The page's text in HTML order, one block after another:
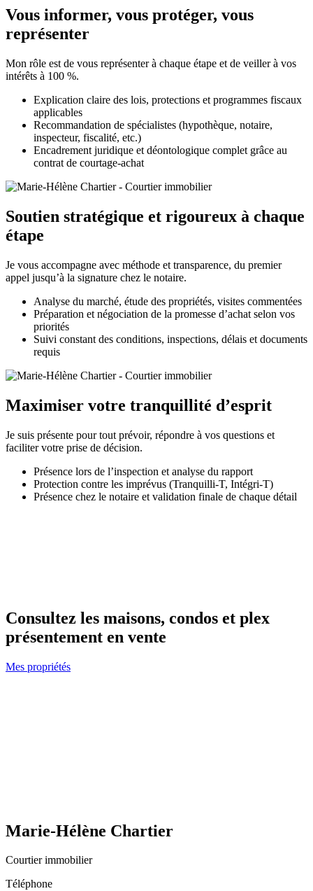
Vous informer, vous protéger, vous
représenter
Mon rôle est de vous représenter à chaque étape et de veiller à vos
intérêts à 100 %.
Explication claire des lois, protections et programmes fiscaux
applicables
Recommandation de spécialistes (hypothèque, notaire,
inspecteur, fiscalité, etc.)
Encadrement juridique et déontologique complet grâce au
contrat de courtage-achat
Soutien stratégique et rigoureux à chaque
étape
Je vous accompagne avec méthode et transparence, du premier
appel jusqu’à la signature chez le notaire.
Analyse du marché, étude des propriétés, visites commentées
Préparation et négociation de la promesse d’achat selon vos
priorités
Suivi constant des conditions, inspections, délais et documents
requis
Maximiser votre tranquillité d’esprit
Je suis présente pour tout prévoir, répondre à vos questions et
faciliter votre prise de décision.
Présence lors de l’inspection et analyse du rapport
Protection contre les imprévus (Tranquilli-T, Intégri-T)
Présence chez le notaire et validation finale de chaque détail
Consultez les maisons, condos et plex
présentement en vente
Mes propriétés
Marie-Hélène Chartier
Courtier immobilier
Téléphone